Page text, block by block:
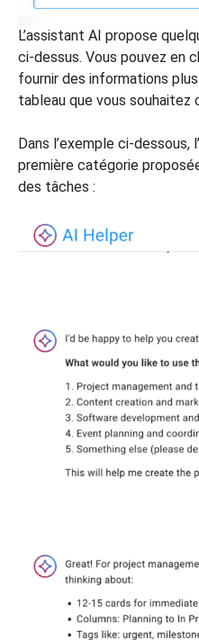
L’assistant AI propose
ci-dessus. Vous pouvez en
fournir des informations
tableau que vous souhaitez
Dans l’exemple ci-
première catégorie
des tâches :